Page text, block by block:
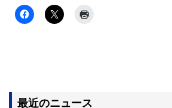
最近のニュース